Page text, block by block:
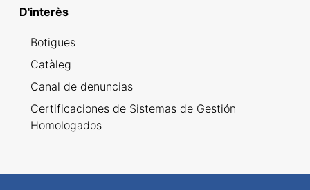
D'interès
Botigues
Catàleg
Canal de denuncias
Certificaciones de Sistemas de Gestión
Homologados